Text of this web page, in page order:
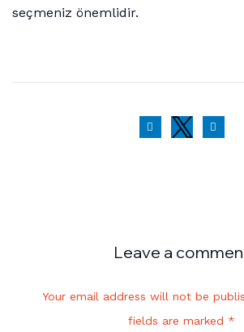
seçmeniz önemlidir.
Leave a
Your email address will not be
fields are marked *